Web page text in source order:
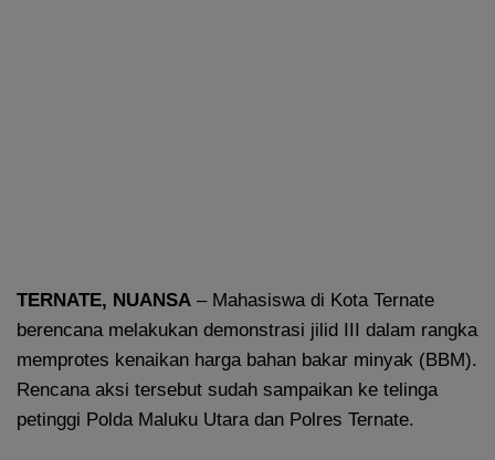
TERNATE, NUANSA – Mahasiswa di Kota Ternate
berencana melakukan demonstrasi jilid III dalam rangka
memprotes kenaikan harga bahan bakar minyak (BBM).
Rencana aksi tersebut sudah sampaikan ke telinga
petinggi Polda Maluku Utara dan Polres Ternate.